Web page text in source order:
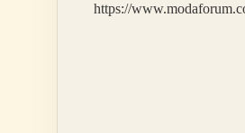
https://